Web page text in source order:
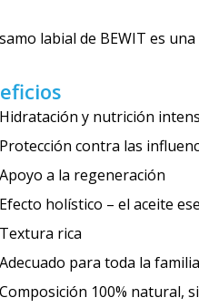
labial de BEWIT es una
Hidratación y nutrición
Protección contra las
Apoyo a la regeneración
Efecto holístico – el aceite
Textura rica
Adecuado para toda la
Composición 100% natural,